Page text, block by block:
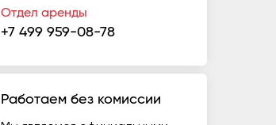
Отдел аренды
+7 499 959-08-78
Работаем без комиссии